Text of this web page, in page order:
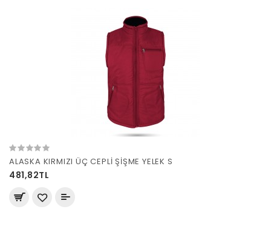
ALASKA KIRMIZI ÜÇ CEPLİ ŞİŞME YELEK S
481,82TL